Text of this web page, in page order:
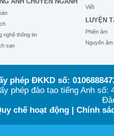
nghệ thông tin
sạn
Viết
LUYỆN
Phiên âm
Nguyên âm
phép ĐKKD số:
phép đào tạo tiếng Anh
chế hoạt động| Chính